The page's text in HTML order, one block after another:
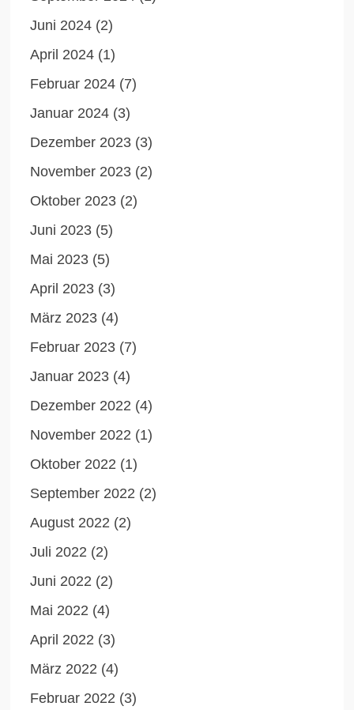
Juni 2024 (2)
April 2024 (1)
Februar 2024 (7)
Januar 2024 (3)
Dezember 2023 (3)
November 2023 (2)
Oktober 2023 (2)
Juni 2023 (5)
Mai 2023 (5)
April 2023 (3)
März 2023 (4)
Februar 2023 (7)
Januar 2023 (4)
Dezember 2022 (4)
November 2022 (1)
Oktober 2022 (1)
September 2022 (2)
August 2022 (2)
Juli 2022 (2)
Juni 2022 (2)
Mai 2022 (4)
April 2022 (3)
März 2022 (4)
Februar 2022 (3)